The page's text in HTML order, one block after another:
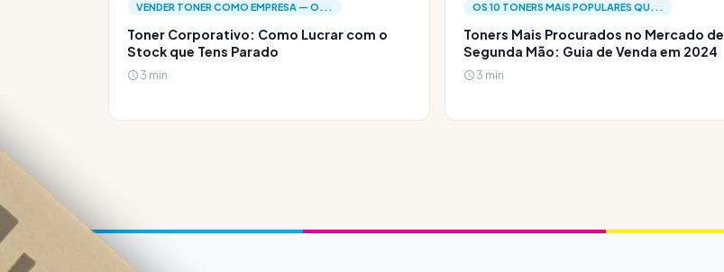
VENDER TONER COMO EMPRESA — O...
Toner Corporativo: Como Lucrar com o
Stock que Tens Parado
3 min
OS 10 TONERS MAIS POPULARES QU...
Toners Mais Procurados no Mercado de
Segunda Mão: Guia de Venda em 2024
3 min